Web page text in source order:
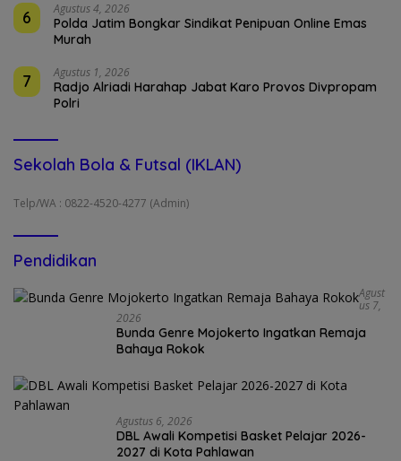
6 Agustus 4, 2026
Polda Jatim Bongkar Sindikat Penipuan Online Emas
Murah
7 Agustus 1, 2026
Radjo Alriadi Harahap Jabat Karo Provos Divpropam
Polri
Sekolah Bola & Futsal (IKLAN)
Telp/WA : 0822-4520-4277 (Admin)
Pendidikan
Agust
Us 7,
2026
Bunda Genre Mojokerto Ingatkan Remaja
Bahaya Rokok
Agustus 6, 2026
DBL Awali Kompetisi Basket Pelajar 2026-
2027 di Kota Pahlawan